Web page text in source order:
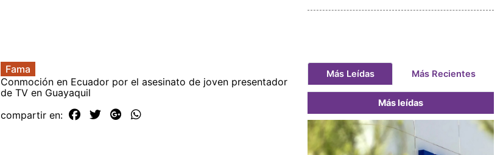
Fama
Conmoción en Ecuador por el asesinato de joven presentador
de TV en Guayaquil
compartir en:
Más Leídas Más Recientes
Más leídas